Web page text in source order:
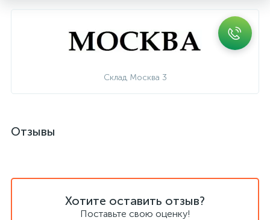
Склад Москва 3
Отзывы
Хотите оставить отзыв?
Поставьте свою оценку!